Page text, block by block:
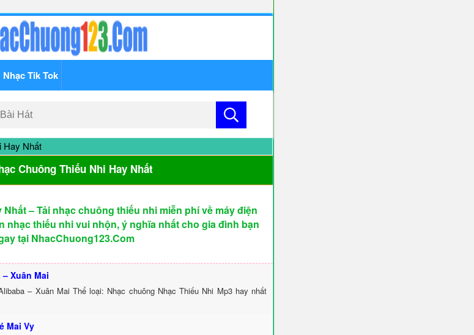
Nhạc Tik Tok
Hay Nhất
Chuông Thiếu Nhi Hay Nhất
– Tải nhạc chuông thiếu nhi miễn phí về máy điện
nhạc thiếu nhi vui nhộn, ý nghĩa nhất cho gia đình bạn
tại NhacChuong123.Com
Xuân Mai
– Xuân Mai Thể loại: Nhạc chuông Nhạc Thiếu Nhi Mp3 hay nhất
Mai Vy